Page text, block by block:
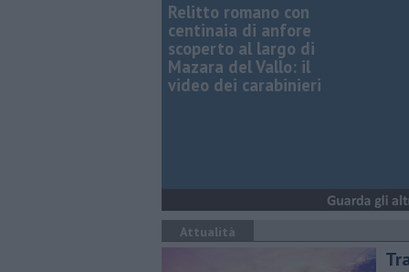
Relitto romano con
centinaia di anfore
scoperto al largo di
Mazara del Vallo: il
video dei carabinieri
Attualità